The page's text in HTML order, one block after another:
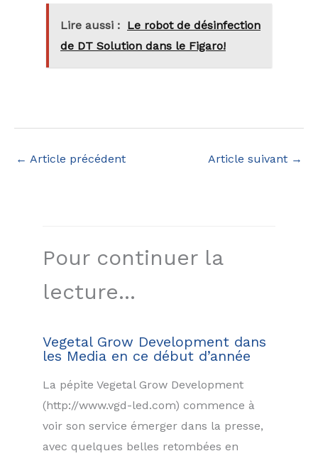
Lire aussi : Le robot de désinfection
de DT Solution dans le Figaro!
← Article précédent Article suivant →
Pour continuer la
lecture...
Vegetal Grow Development dans
les Media en ce début d’année
La pépite Vegetal Grow Development
(http://www.vgd-led.com) commence à
voir son service émerger dans la presse,
avec quelques belles retombées en